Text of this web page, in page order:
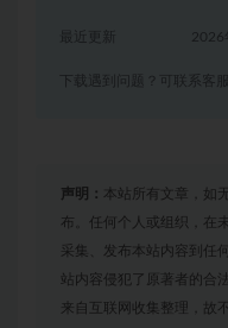
2026
下载遇到问题？可联系客
声明： 本站所有文章，如
布。任何个人或组织，在
采集、发布本站内容到任
站内容侵犯了原著者的合
来自互联网收集整理，故